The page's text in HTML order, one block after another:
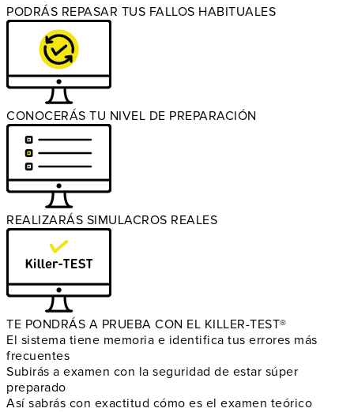
PODRÁS REPASAR TUS FALLOS HABITUALES
CONOCERÁS TU NIVEL DE PREPARACIÓN
REALIZARÁS SIMULACROS REALES
TE PONDRÁS A PRUEBA CON EL KILLER-TEST®
El sistema tiene memoria e identifica tus errores más
frecuentes
Subirás a examen con la seguridad de estar súper
preparado
Así sabrás con exactitud cómo es el examen teórico